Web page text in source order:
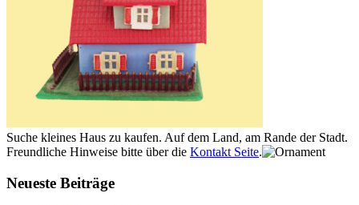
Suche kleines Haus zu kaufen. Auf dem Land, am Rande der Stadt.
Freundliche Hinweise bitte über die Kontakt Seite.
Neueste Beiträge